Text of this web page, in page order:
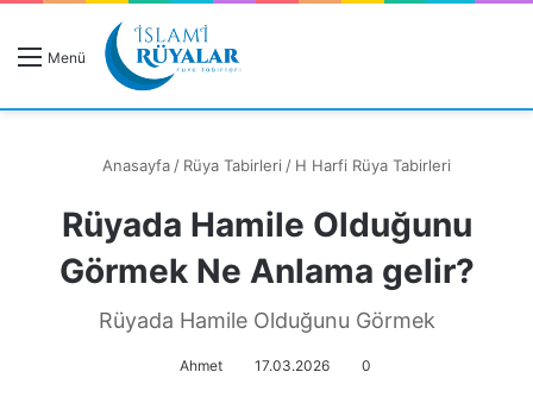
Menü
Anasayfa / Rüya Tabirleri / H Harfi Rüya Tabirleri
Rüyada Hamile Olduğunu
Görmek Ne Anlama gelir?
Rüyada Hamile Olduğunu Görmek
Ahmet 17.03.2026 0
Rüyanızı Arayın